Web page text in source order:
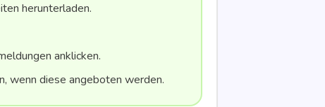
herunterladen.
anklicken.
wenn die­se ange­bo­ten werden.